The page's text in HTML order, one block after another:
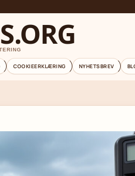
COOKIEERKLÆRING NYHETSBREV